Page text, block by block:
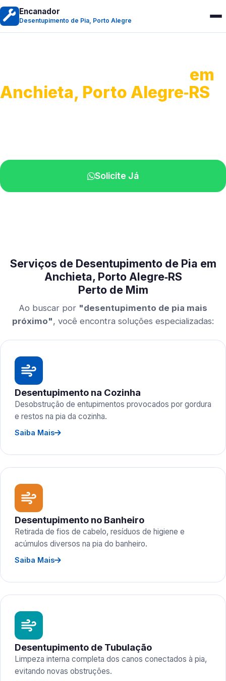
Encanador
Desentupimento de Pia, Porto Alegre
em
Anchieta, Porto Alegre‑RS
Solicite Já
Serviços de Desentupimento de Pia em
Anchieta, Porto Alegre‑RS
Perto de Mim
Ao buscar por "desentupimento de pia mais
próximo", você encontra soluções especializadas:
Desentupimento na Cozinha
Desobstrução de entupimentos provocados por gordura
e restos na pia da cozinha.
Saiba Mais
Desentupimento no Banheiro
Retirada de fios de cabelo, resíduos de higiene e
acúmulos diversos na pia do banheiro.
Saiba Mais
Desentupimento de Tubulação
Limpeza interna completa dos canos conectados à pia,
evitando novas obstruções.